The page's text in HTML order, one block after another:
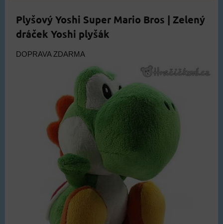
Plyšový Yoshi Super Mario Bros | Zelený
dráček Yoshi plyšák
DOPRAVA ZDARMA